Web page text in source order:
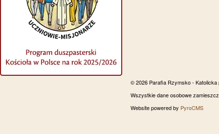
© 2026 Parafia Rzymsko -
Wszystkie dane osobowe
Website powered by PyroCMS